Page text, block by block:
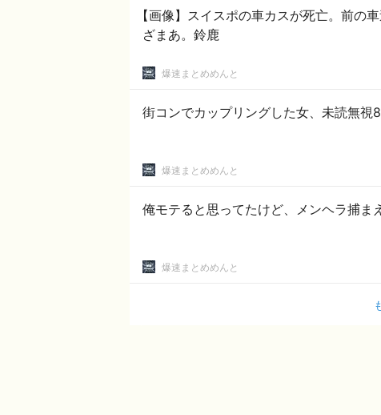
【画像】スイスポの車カスが死亡。前の
ざまあ。鈴鹿
爆速まとめめんと
街コンでカップリングした女、未読無視
爆速まとめめんと
俺モテると思ってたけど、メンヘラ捕ま
爆速まとめめんと